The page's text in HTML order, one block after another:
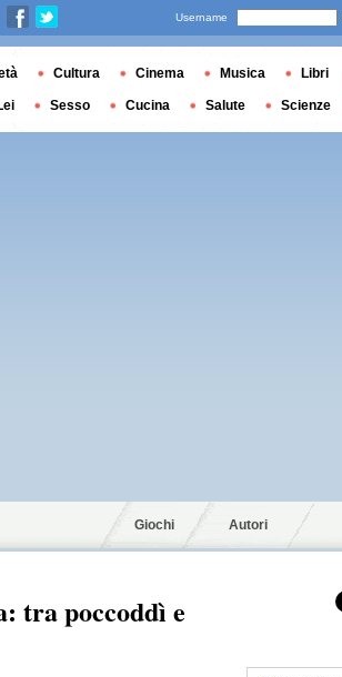
Giochi Autori
tra poccoddì e
Username
Cultura Cinema Musica Libri
Sesso Cucina Salute Scienze